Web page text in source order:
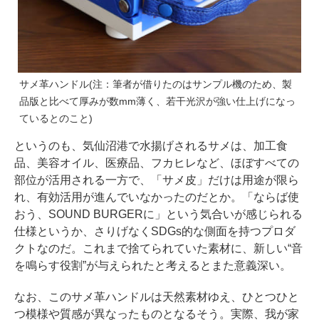
サメ革ハンドル(注：筆者が借りたのはサンプル機のため、製
品版と比べて厚みが数mm薄く、若干光沢が強い仕上げになっ
ているとのこと)
というのも、気仙沼港で水揚げされるサメは、加工食
品、美容オイル、医療品、フカヒレなど、ほぼすべての
部位が活用される一方で、「サメ皮」だけは用途が限ら
れ、有効活用が進んでいなかったのだとか。「ならば使
おう、SOUND BURGERに」という気合いが感じられる
仕様というか、さりげなくSDGs的な側面を持つプロダ
クトなのだ。これまで捨てられていた素材に、新しい“音
を鳴らす役割”が与えられたと考えるとまた意義深い。
なお、このサメ革ハンドルは天然素材ゆえ、ひとつひと
つ模様や質感が異なったものとなるそう。実際、我が家